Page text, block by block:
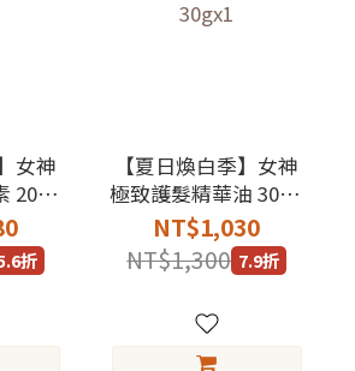
女神
200g
折
【夏日煥白季】女神
極致護髮精華油 30ml
3入 (五款氣味) 加贈：
護髮素30gx1
NT$1,030
NT$1,300 7.9折